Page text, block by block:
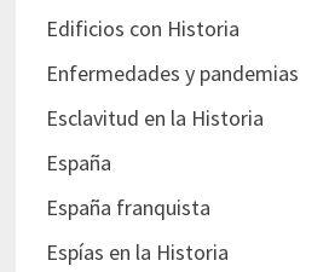
Edificios con Historia
Enfermedades y pandemias
Esclavitud en la Historia
España
España franquista
Espías en la Historia